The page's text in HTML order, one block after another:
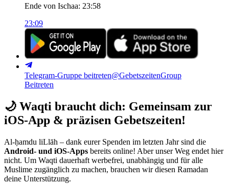
Ende von Ischaa: 23:58
23:09
Telegram-Gruppe beitreten@GebetszeitenGroup
Beitreten
🌙 Waqti braucht dich: Gemeinsam zur
iOS-App & präzisen Gebetszeiten!
Al-ḥamdu liLlāh – dank eurer Spenden im letzten Jahr sind die
Android- und iOS-Apps bereits online! Aber unser Weg endet hier
nicht. Um Waqti dauerhaft werbefrei, unabhängig und für alle
Muslime zugänglich zu machen, brauchen wir diesen Ramadan
deine Unterstützung.